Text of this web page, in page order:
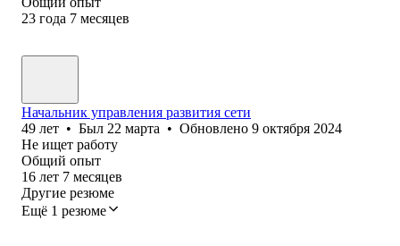
23 года 7 месяцев
Начальник управления развития сети
49 лет • Был 22 марта • Обновлено 9 октября 2024
Не ищет работу
Общий опыт
16 лет 7 месяцев
Другие резюме
Ещё 1 резюме